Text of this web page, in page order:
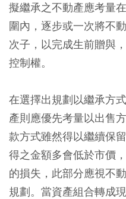
擬繼承之不動產應考量
圍內，逐步或一次將不
次子，以完成生前贈與
控制權。
在選擇出規劃以繼承方
產則應優先考量以出售
款方式雖然得以繼續保
得之金額多會低於市價
的損失，此部分應視不
規劃。當資產組合轉成